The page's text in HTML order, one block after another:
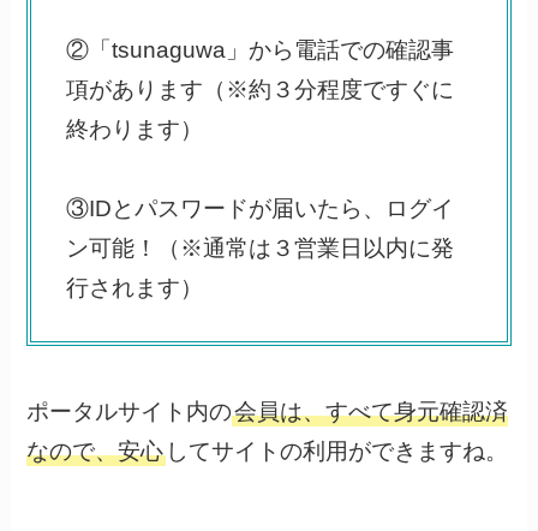
②「tsunaguwa」から電話での確認事
項があります（※約３分程度ですぐに
終わります）
③IDとパスワードが届いたら、ログイ
ン可能！（※通常は３営業日以内に発
行されます）
ポータルサイト内の会員は、すべて身元確認済
なので、安心 してサイトの利用ができますね。